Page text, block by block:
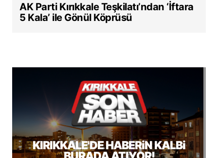
AK Parti Kırıkkale Teşkilatı’ndan ‘İftara
5 Kala’ ile Gönül Köprüsü
KIRIKKALE'DE HABERiN KALBi